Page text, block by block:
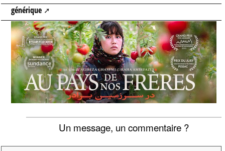
générique
Un message, un commentaire ?